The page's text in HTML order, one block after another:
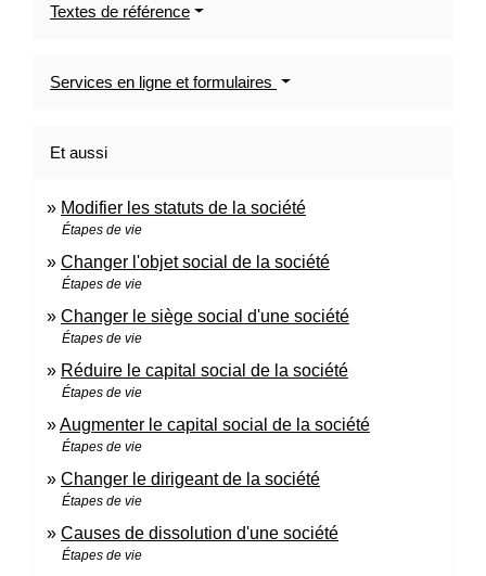
Textes de référence
Services en ligne et formulaires
Et aussi
Modifier les statuts de la société
Étapes de vie
Changer l'objet social de la société
Étapes de vie
Changer le siège social d'une société
Étapes de vie
Réduire le capital social de la société
Étapes de vie
Augmenter le capital social de la société
Étapes de vie
Changer le dirigeant de la société
Étapes de vie
Causes de dissolution d'une société
Étapes de vie